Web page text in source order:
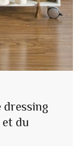
dressing
du